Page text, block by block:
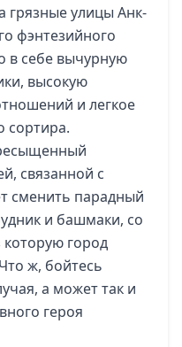
грязные улицы Анк-
фэнтезийного
в себе вычурную
высокую
и легкое
сортира.
связанной с
сменить парадный
и башмаки, со
город
ж, бойтесь
а может так и
героя